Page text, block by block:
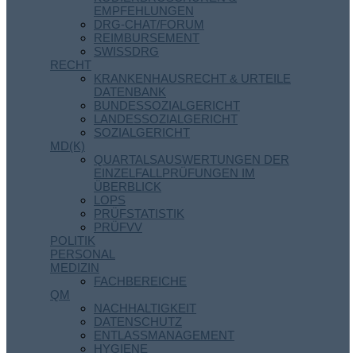
EMPFEHLUNGEN
DRG-CHAT/FORUM
REIMBURSEMENT
SWISSDRG
RECHT
KRANKENHAUSRECHT & URTEILE
DATENBANK
BUNDESSOZIALGERICHT
LANDESSOZIALGERICHT
SOZIALGERICHT
MD(K)
QUARTALSAUSWERTUNGEN DER
EINZELFALLPRÜFUNGEN IM
ÜBERBLICK
LOPS
PRÜFSTATISTIK
PRÜFVV
POLITIK
PERSONAL
MEDIZIN
FACHBEREICHE
QM
NACHHALTIGKEIT
DATENSCHUTZ
ENTLASSMANAGEMENT
HYGIENE